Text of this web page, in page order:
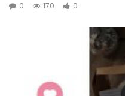
0
170 0